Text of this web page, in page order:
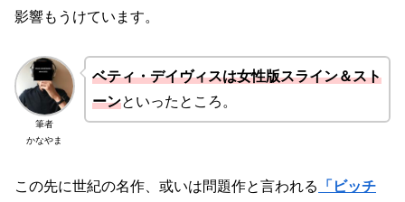
影響もうけています。
筆者
かなやま
ベティ・デイヴィスは女性版スライン＆スト
ーンといったところ。
この先に世紀の名作、或いは問題作と言われる
「ビッチ